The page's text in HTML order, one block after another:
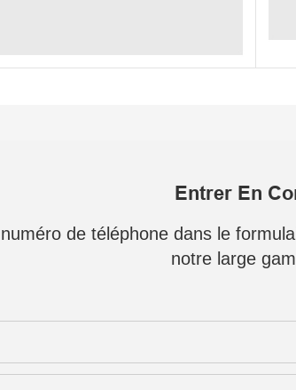
Entrer En
de téléphone dans le
notre large